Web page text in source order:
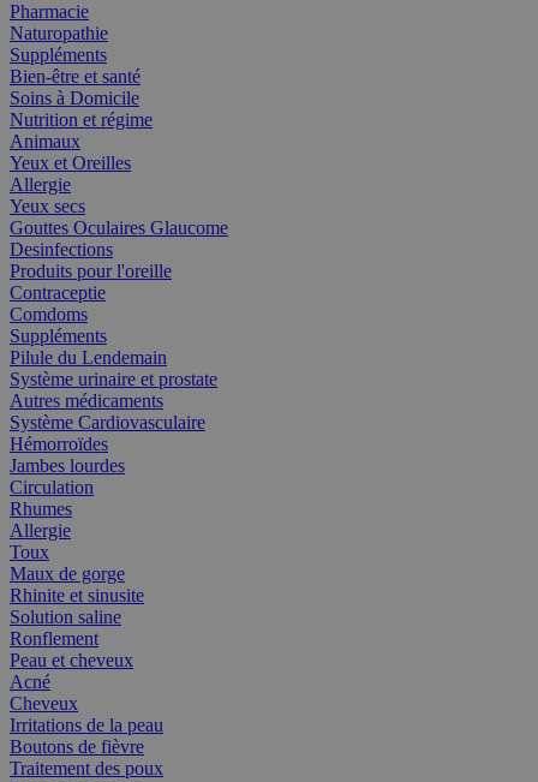
Pharmacie
Naturopathie
Suppléments
Bien-être et santé
Soins à Domicile
Nutrition et régime
Animaux
Yeux et Oreilles
Allergie
Yeux secs
Gouttes Oculaires Glaucome
Desinfections
Produits pour l'oreille
Contraceptie
Comdoms
Suppléments
Pilule du Lendemain
Système urinaire et prostate
Autres médicaments
Système Cardiovasculaire
Hémorroïdes
Jambes lourdes
Circulation
Rhumes
Allergie
Toux
Maux de gorge
Rhinite et sinusite
Solution saline
Ronflement
Peau et cheveux
Acné
Cheveux
Irritations de la peau
Boutons de fièvre
Traitement des poux